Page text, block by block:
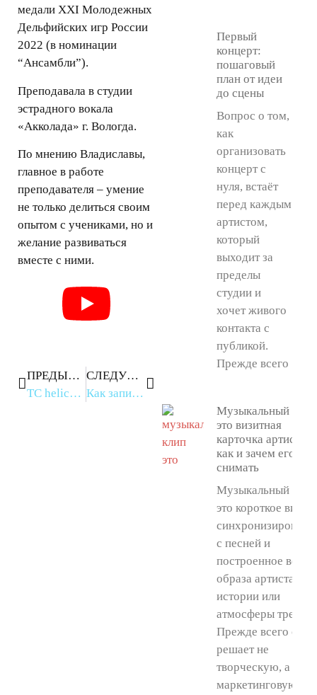
медали XXI Молодежных
Дельфийских игр России
2022 (в номинации
“Ансамбли”).
Преподавала в студии
эстрадного вокала
«Акколада» г. Вологда.
По мнению Владиславы,
главное в работе
преподавателя – умение
не только делиться своим
опытом с учениками, но и
желание развиваться
вместе с ними.
ПРЕДЫДУЩЕЕ
TC helicon VoiceLive 2 Touch | обзор и инструкция на русском языке | UniProject
СЛЕДУЮЩЕЕ
Как записать трек на студии? На что обратить внимание?
Первый
концерт:
пошаговый
план от идеи
до сцены
Вопрос о том,
как
организовать
концерт с
нуля, встаёт
перед каждым
артистом,
который
выходит за
пределы
студии и
хочет живого
контакта с
публикой.
Прежде всего
Музыкальный клип
это визитная
карточка артиста:
как и зачем его
снимать
Музыкальный клип
это короткое видео,
с песней и
построенное
образа артиста,
истории или
атмосферы трека.
Прежде всего он
решает не
творческую, а
маркетинговую